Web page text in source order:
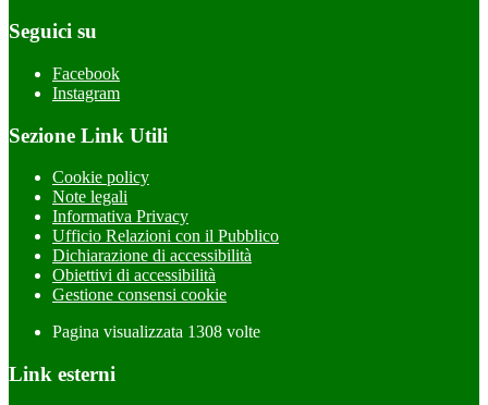
Seguici su
Facebook
Instagram
Sezione Link Utili
Cookie policy
Note legali
Informativa Privacy
Ufficio Relazioni con il Pubblico
Dichiarazione di accessibilità
Obiettivi di accessibilità
Gestione consensi cookie
Pagina visualizzata 1308 volte
Link esterni